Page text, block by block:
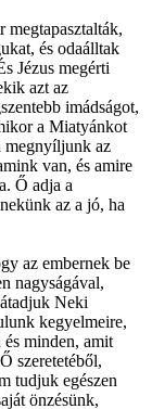
megtapasztalták,
és odaálltak
Jézus megérti
azt az
imádságot,
a Miatyánkot
megnyíljunk az
van, és amire
Ő adja a
az a jó, ha
az embernek be
nagyságával,
Neki
kegyelmeire,
minden, amit
szeretetéből,
tudjuk egészen
önzésünk,